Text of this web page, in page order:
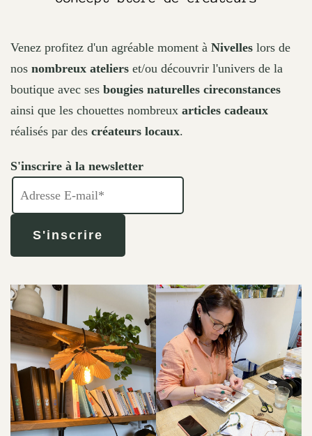
Venez profitez d'un agréable moment à Nivelles lors de
nos nombreux ateliers et/ou découvrir l'univers de la
boutique avec ses bougies naturelles cireconstances
ainsi que les chouettes nombreux articles cadeaux
réalisés par des créateurs locaux.
S'inscrire à la newsletter